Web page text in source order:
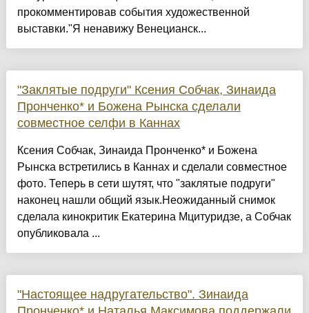
прокомментировав события художественной
выставки."Я ненавижу Венецианск...
"Заклятые подруги" Ксения Собчак, Зинаида
Пронченко* и Божена Рынска сделали
совместное селфи в Каннах
Ксения Собчак, Зинаида Пронченко* и Божена
Рынска встретились в Каннах и сделали совместное
фото. Теперь в сети шутят, что "заклятые подруги"
наконец нашли общий язык.Неожиданный снимок
сделала кинокритик Екатерина Мцитуридзе, а Собчак
опубликовала ...
"Настоящее надругательство". Зинаида